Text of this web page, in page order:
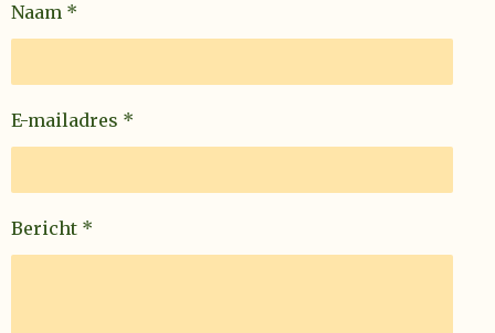
Naam *
E-mailadres *
Bericht *